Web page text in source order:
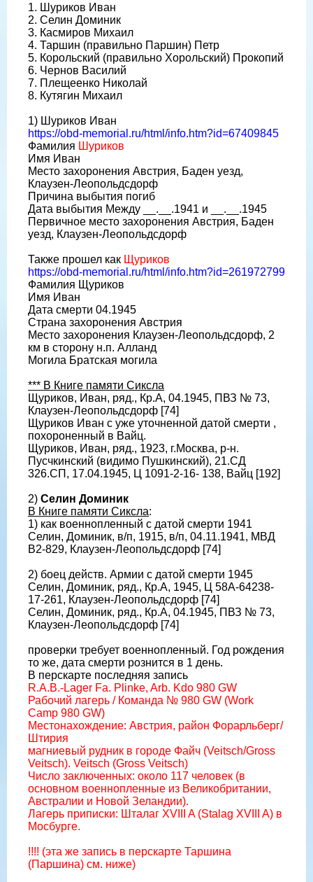
1. Шуриков Иван
2. Селин Доминик
3. Касмиров Михаил
4. Таршин (правильно Паршин) Петр
5. Корольский (правильно Хорольский) Прокопий
6. Чернов Василий
7. Плещеенко Николай
8. Кутягин Михаил
1) Шуриков Иван
https://obd-memorial.ru/html/info.htm?id=67409845
Фамилия Шуриков
Имя Иван
Место захоронения Австрия, Баден уезд,
Клаузен-Леопольдсдорф
Причина выбытия погиб
Дата выбытия Между __.__.1941 и __.__.1945
Первичное место захоронения Австрия, Баден
уезд, Клаузен-Леопольдсдорф
Также прошел как Щуриков
https://obd-memorial.ru/html/info.htm?id=261972799
Фамилия Щуриков
Имя Иван
Дата смерти 04.1945
Страна захоронения Австрия
Место захоронения Клаузен-Леопольдсдорф, 2
км в сторону н.п. Алланд
Могила Братская могила
*** В Книге памяти Сиксла
Щуриков, Иван, ряд., Кр.А, 04.1945, ПВЗ № 73,
Клаузен-Леопольдсдорф [74]
Щуриков Иван с уже уточненной датой смерти ,
похороненный в Вайц.
Щуриков, Иван, ряд., 1923, г.Москва, р-н.
Пусчкинский (видимо Пушкинский), 21.СД
326.СП, 17.04.1945, Ц 1091-2-16- 138, Вайц [192]
2) Селин Доминик
В Книге памяти Сиксла:
1) как военнопленный с датой смерти 1941
Селин, Доминик, в/п, 1915, в/п, 04.11.1941, МВД
B2-829, Клаузен-Леопольдсдорф [74]
2) боец действ. Армии с датой смерти 1945
Селин, Доминик, ряд., Кр.А, 1945, Ц 58A-64238-
17-261, Клаузен-Леопольдсдорф [74]
Селин, Доминик, ряд., Кр.А, 04.1945, ПВЗ № 73,
Клаузен-Леопольдсдорф [74]
проверки требует военнопленный. Год рождения
то же, дата смерти рознится в 1 день.
В перскарте последняя запись
R.A.B.-Lager Fa. Plinke, Arb. Kdo 980 GW
Рабочий лагерь / Команда № 980 GW (Work
Camp 980 GW)
Местонахождение: Австрия, район Форарльберг/
Штирия
магниевый рудник в городе Файч (Veitsch/Gross
Veitsch). Veitsch (Gross Veitsch)
Число заключенных: около 117 человек (в
основном военнопленные из Великобритании,
Австралии и Новой Зеландии).
Лагерь приписки: Шталаг XVIII A (Stalag XVIII A) в
Мосбурге.
!!!! (эта же запись в перскарте Таршина
(Паршина) см. ниже)